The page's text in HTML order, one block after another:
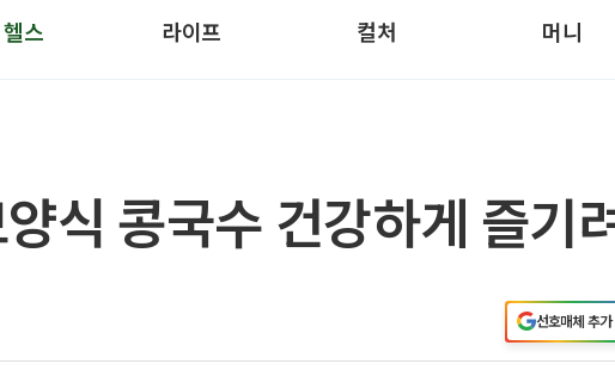
헬스 라이프 컬처 머니
식 콩국수 건강하게 즐기
선호매체 추가